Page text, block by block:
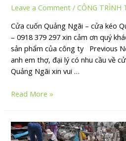
Leave a Comment /CÔNG TRÌNH
Cửa cuốn Quảng Ngãi – cửa kéo
– 0918 379 297 xin cảm ơn quý
sản phẩm của công ty Previous
anh em thợ, đại lý có nhu cầu về
Quảng Ngãi xin vui …
Read More »